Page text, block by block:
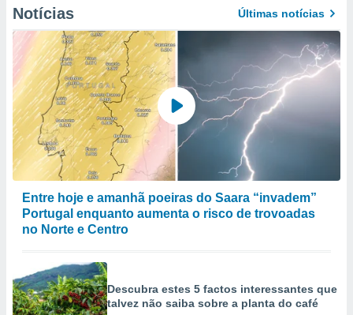
Notícias Últimas notícias
Entre hoje e amanhã poeiras do Saara “invadem”
Portugal enquanto aumenta o risco de trovoadas
no Norte e Centro
Descubra estes 5 factos interessantes que
talvez não saiba sobre a planta do café